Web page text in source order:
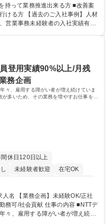
。業務システムがきちんと構築さ
ことができる環境です。また、
※未経験可
持って業務推進出来る方 ■改善案
ける方 【過去のご入社事例】人材
営業事務未経験者の入社実績有
動的なサポート、改善の動きも期
して、チームに貢献し、結果的に
ます。平均19:30の退勤以降の業
のある働き方となります。 学
学力： 資格：
登用実績90%以上/月残
務企画
々、雇用する障がい者が増え続けていま
多いため、その業務を増やすお仕事を担
間休日120日以上
未経験者歓迎
在宅OK
仕事の内容 ■NTTデ
々、雇用する障がい者が増え続け
い者の増加数が多いため、その業